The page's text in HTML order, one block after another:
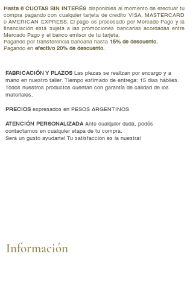
Hasta 6 CUOTAS SIN INTERÉS disponibles al momento de efectuar tu
compra pagando con cualquier tarjeta de crédito VISA, MASTERCARD
o AMERICAN EXPRESS. El pago es procesado por Mercado Pago y la
financiación está sujeta a las promociones bancarias acordadas entre
Mercado Pago y el banco emisor de tu tarjeta.
Pagando por transferencia bancaria hasta 15% de descuento.
Pagando en efectivo 20% de descuento.
FABRICACIÓN Y PLAZOS Las piezas se realizan por encargo y a
mano en nuestro taller. Tiempo estimado de entrega: 15 días hábiles.
Todos nuestros productos cuentan con garantía de calidad de los
materiales.
PRECIOS expresados en PESOS ARGENTINOS
ATENCIÓN PERSONALIZADAAnte cualquier duda, podés
contactarnos en cualquier etapa de tu compra.
Será un gusto ayudarte! Tu satisfacción es la nuestra!
Información